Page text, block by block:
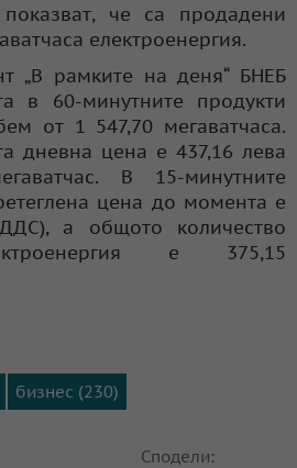
че са продадени
електроенергия.
„В рамките на деня“ БНЕБ
в 60-минутните продукти
от 1 547,70 мегаватчаса.
дневна цена е 437,16 лева
В 15-минутните
цена до момента е
а общото количество
е 375,15
бизнес (230)
Сподели: